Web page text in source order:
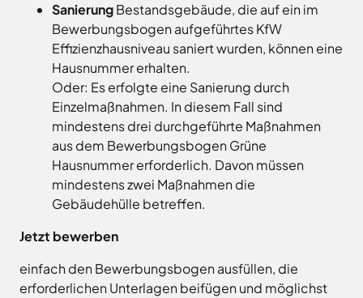
SanierungBestandsgebäude, die auf ein im
Bewerbungsbogen aufgeführtes KfW
Effizienzhausniveau saniert wurden, können eine
Hausnummer erhalten.
Oder: Es erfolgte eine Sanierung durch
Einzelmaßnahmen. In diesem Fall sind
mindestens drei durchgeführte Maßnahmen
aus dem Bewerbungsbogen Grüne
Hausnummer erforderlich. Davon müssen
mindestens zwei Maßnahmen die
Gebäudehülle betreffen.
Jetzt bewerben
einfach den Bewerbungsbogen ausfüllen, die
erforderlichen Unterlagen beifügen und möglichst